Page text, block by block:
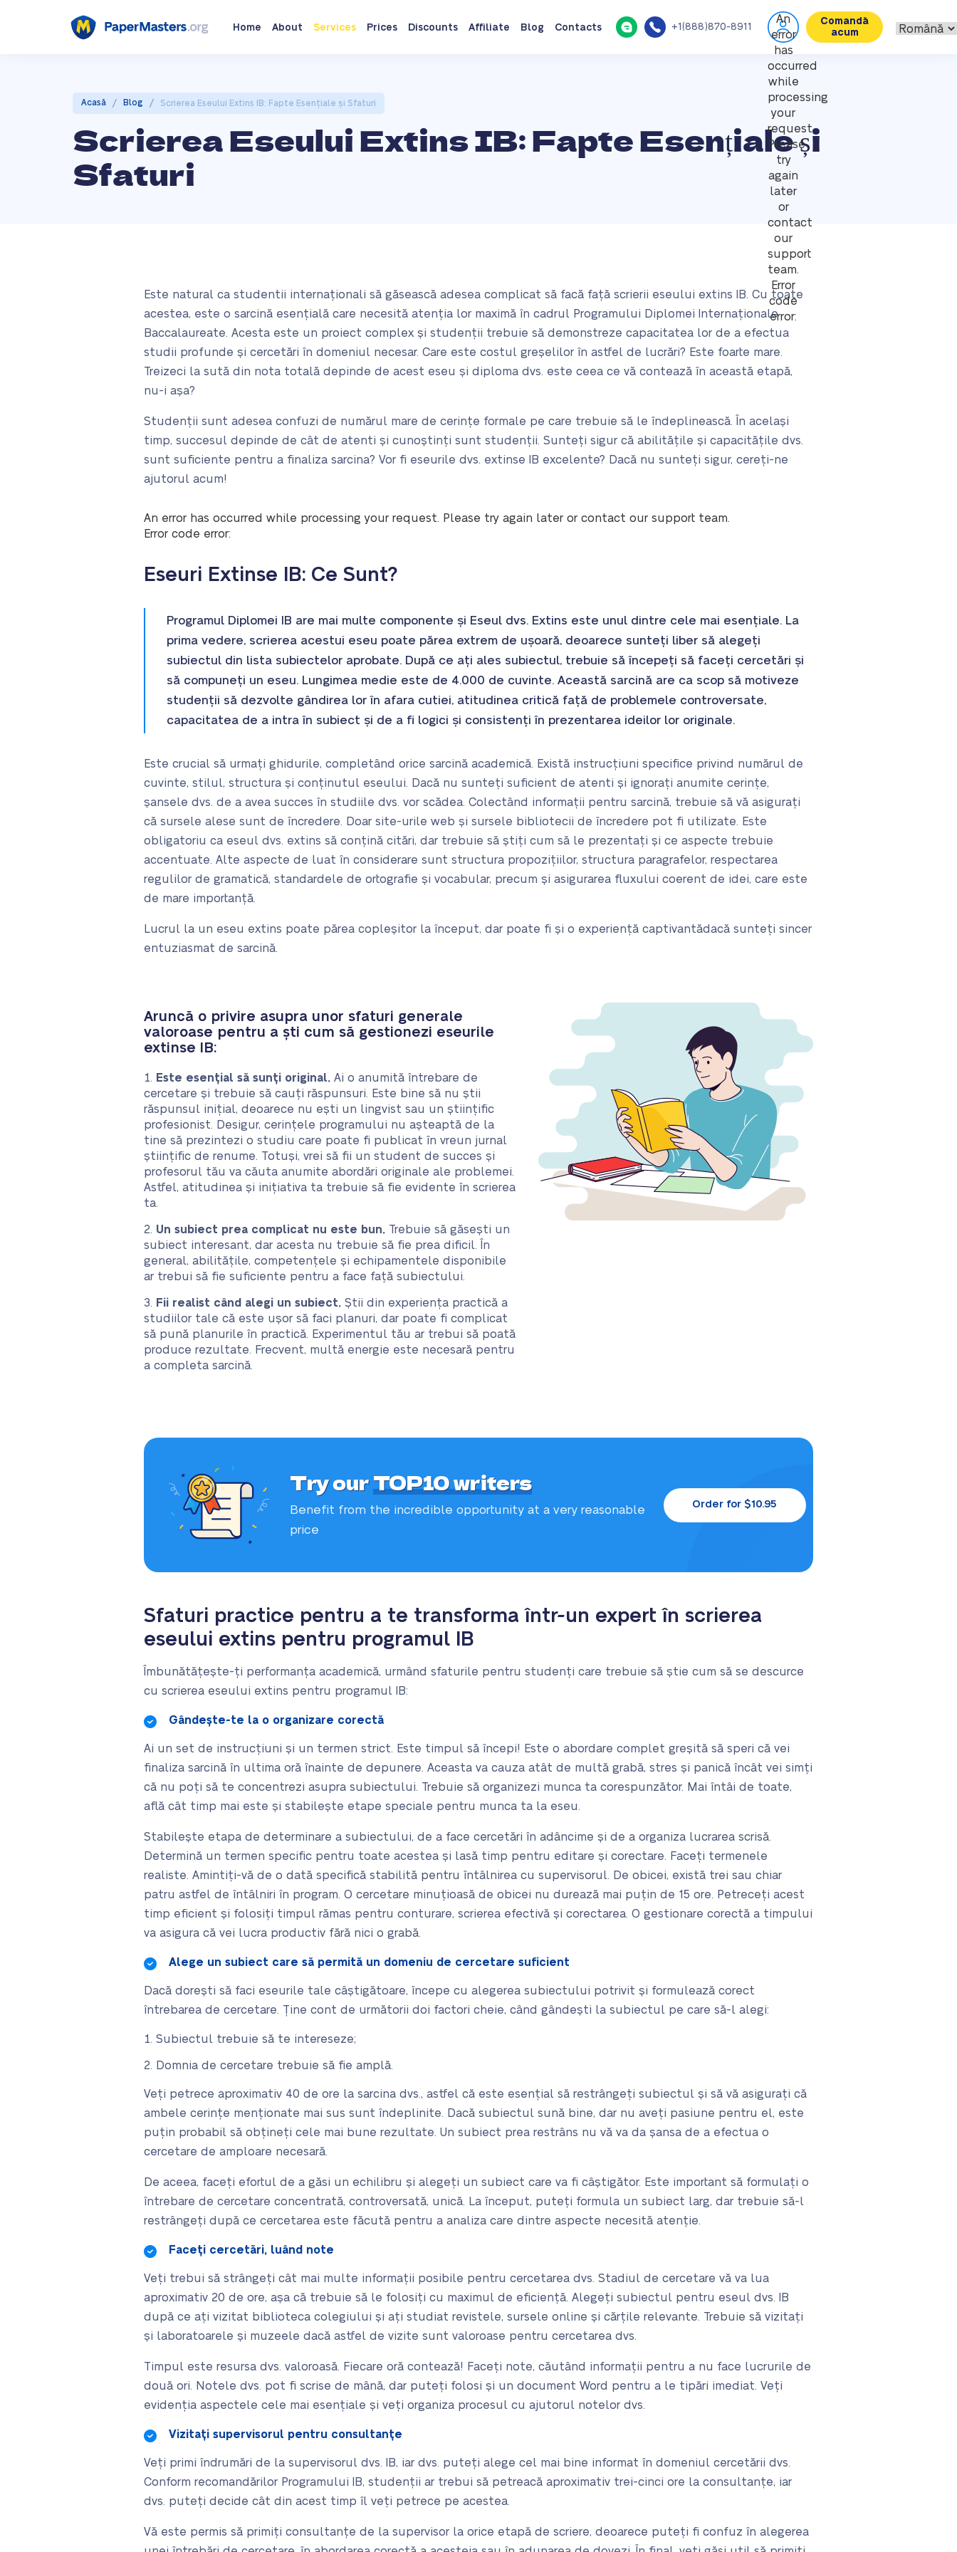
Home About Services Prices Discounts Affiliate Blog Contacts +1(888)870-8911
An
error
has
occurred
while
processing
your
request.
Please
try
again
later
or
contact
our
support
team.
Error
code
error:
Comandă
acum
Acasă / Blog / Scrierea Eseului Extins IB: Fapte Esențiale și Sfaturi
Scrierea Eseului Extins IB: Fapte Esențiale și
Sfaturi
Este natural ca studentii internaționali să găsească adesea complicat să facă față scrierii eseului extins IB. Cu toate
acestea, este o sarcină esențială care necesită atenția lor maximă în cadrul Programului Diplomei Internaționale
Baccalaureate. Acesta este un proiect complex și studenții trebuie să demonstreze capacitatea lor de a efectua
studii profunde și cercetări în domeniul necesar. Care este costul greșelilor în astfel de lucrări? Este foarte mare.
Treizeci la sută din nota totală depinde de acest eseu și diploma dvs. este ceea ce vă contează în această etapă,
nu-i așa?
Studenții sunt adesea confuzi de numărul mare de cerințe formale pe care trebuie să le îndeplinească. În același
timp, succesul depinde de cât de atenti și cunoștinți sunt studenții. Sunteți sigur că abilitățile și capacitățile dvs.
sunt suficiente pentru a finaliza sarcina? Vor fi eseurile dvs. extinse IB excelente? Dacă nu sunteți sigur, cereți-ne
ajutorul acum!
An error has occurred while processing your request. Please try again later or contact our support team.
Error code error:
Eseuri Extinse IB: Ce Sunt?
Programul Diplomei IB are mai multe componente și Eseul dvs. Extins este unul dintre cele mai esențiale. La
prima vedere, scrierea acestui eseu poate părea extrem de ușoară, deoarece sunteți liber să alegeți
subiectul din lista subiectelor aprobate. După ce ați ales subiectul, trebuie să începeți să faceți cercetări și
să compuneți un eseu. Lungimea medie este de 4.000 de cuvinte. Această sarcină are ca scop să motiveze
studenții să dezvolte gândirea lor în afara cutiei, atitudinea critică față de problemele controversate,
capacitatea de a intra în subiect și de a fi logici și consistenți în prezentarea ideilor lor originale.
Este crucial să urmați ghidurile, completând orice sarcină academică. Există instrucțiuni specifice privind numărul de
cuvinte, stilul, structura și conținutul eseului. Dacă nu sunteți suficient de atenti și ignorați anumite cerințe,
șansele dvs. de a avea succes în studiile dvs. vor scădea. Colectând informații pentru sarcină, trebuie să vă asigurați
că sursele alese sunt de încredere. Doar site-urile web și sursele bibliotecii de încredere pot fi utilizate. Este
obligatoriu ca eseul dvs. extins să conțină citări, dar trebuie să știți cum să le prezentați și ce aspecte trebuie
accentuate. Alte aspecte de luat în considerare sunt structura propozițiilor, structura paragrafelor, respectarea
regulilor de gramatică, standardele de ortografie și vocabular, precum și asigurarea fluxului coerent de idei, care este
de mare importanță.
Lucrul la un eseu extins poate părea copleșitor la început, dar poate fi și o experiență captivantădacă sunteți sincer
entuziasmat de sarcină.
Aruncă o privire asupra unor sfaturi generale
valoroase pentru a ști cum să gestionezi eseurile
extinse IB:
Este esențial să sunți original. Ai o anumită întrebare de
cercetare și trebuie să cauți răspunsuri. Este bine să nu știi
răspunsul inițial, deoarece nu ești un lingvist sau un științific
profesionist. Desigur, cerințele programului nu așteaptă de la
tine să prezintezi o studiu care poate fi publicat în vreun jurnal
științific de renume. Totuși, vrei să fii un student de succes și
profesorul tău va căuta anumite abordări originale ale problemei.
Astfel, atitudinea și inițiativa ta trebuie să fie evidente în scrierea
ta.
Un subiect prea complicat nu este bun. Trebuie să găsești un
subiect interesant, dar acesta nu trebuie să fie prea dificil. În
general, abilitățile, competențele și echipamentele disponibile
ar trebui să fie suficiente pentru a face față subiectului.
Fii realist când alegi un subiect. Știi din experiența practică a
studiilor tale că este ușor să faci planuri, dar poate fi complicat
să pună planurile în practică. Experimentul tău ar trebui să poată
produce rezultate. Frecvent, multă energie este necesară pentru
a completa sarcină.
Try ourTOP10 writers
Benefit from the incredible opportunity at a very reasonable
price
Order for $10.95
Sfaturi practice pentru a te transforma într-un expert în scrierea
eseului extins pentru programul IB
Îmbunătățește-ți performanța academică, urmând sfaturile pentru studenți care trebuie să știe cum să se descurce
cu scrierea eseului extins pentru programul IB:
Gândește-te la o organizare corectă
Ai un set de instrucțiuni și un termen strict. Este timpul să începi! Este o abordare complet greșită să speri că vei
finaliza sarcină în ultima oră înainte de depunere. Aceasta va cauza atât de multă grabă, stres și panică încât vei simți
că nu poți să te concentrezi asupra subiectului. Trebuie să organizezi munca ta corespunzător. Mai întâi de toate,
află cât timp mai este și stabilește etape speciale pentru munca ta la eseu.
Stabilește etapa de determinare a subiectului, de a face cercetări în adâncime și de a organiza lucrarea scrisă.
Determină un termen specific pentru toate acestea și lasă timp pentru editare și corectare. Faceți termenele
realiste. Amintiți-vă de o dată specifică stabilită pentru întâlnirea cu supervisorul. De obicei, există trei sau chiar
patru astfel de întâlniri în program. O cercetare minuțioasă de obicei nu durează mai puțin de 15 ore. Petreceți acest
timp eficient și folosiți timpul rămas pentru conturare, scrierea efectivă și corectarea. O gestionare corectă a timpului
va asigura că vei lucra productiv fără nici o grabă.
Alege un subiect care să permită un domeniu de cercetare suficient
Dacă dorești să faci eseurile tale câștigătoare, începe cu alegerea subiectului potrivit și formulează corect
întrebarea de cercetare. Ține cont de următorii doi factori cheie, când gândești la subiectul pe care să-l alegi:
Subiectul trebuie să te intereseze;
Domnia de cercetare trebuie să fie amplă.
Veți petrece aproximativ 40 de ore la sarcina dvs., astfel că este esențial să restrângeți subiectul și să vă asigurați că
ambele cerințe menționate mai sus sunt îndeplinite. Dacă subiectul sună bine, dar nu aveți pasiune pentru el, este
puțin probabil să obțineți cele mai bune rezultate. Un subiect prea restrâns nu vă va da șansa de a efectua o
cercetare de amploare necesară.
De aceea, faceți efortul de a găsi un echilibru și alegeți un subiect care va fi câștigător. Este important să formulați o
întrebare de cercetare concentrată, controversată, unică. La început, puteți formula un subiect larg, dar trebuie să-l
restrângeți după ce cercetarea este făcută pentru a analiza care dintre aspecte necesită atenție.
Faceți cercetări, luând note
Veți trebui să strângeți cât mai multe informații posibile pentru cercetarea dvs. Stadiul de cercetare vă va lua
aproximativ 20 de ore, așa că trebuie să le folosiți cu maximul de eficiență. Alegeți subiectul pentru eseul dvs. IB
după ce ați vizitat biblioteca colegiului și ați studiat revistele, sursele online și cărțile relevante. Trebuie să vizitați
și laboratoarele și muzeele dacă astfel de vizite sunt valoroase pentru cercetarea dvs.
Timpul este resursa dvs. valoroasă. Fiecare oră contează! Faceți note, căutând informații pentru a nu face lucrurile de
două ori. Notele dvs. pot fi scrise de mână, dar puteți folosi și un document Word pentru a le tipări imediat. Veți
evidenția aspectele cele mai esențiale și veți organiza procesul cu ajutorul notelor dvs.
Vizitați supervisorul pentru consultanțe
Veți primi îndrumări de la supervisorul dvs. IB, iar dvs. puteți alege cel mai bine informat în domeniul cercetării dvs.
Conform recomandărilor Programului IB, studenții ar trebui să petreacă aproximativ trei-cinci ore la consultanțe, iar
dvs. puteți decide cât din acest timp îl veți petrece pe acestea.
Vă este permis să primiți consultanțe de la supervisor la orice etapă de scriere, deoarece puteți fi confuz în alegerea